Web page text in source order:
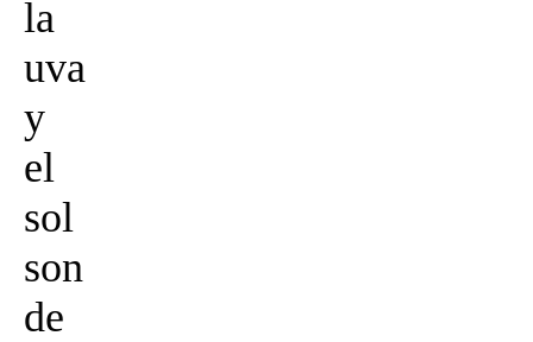
la
uva
y
el
sol
son
de